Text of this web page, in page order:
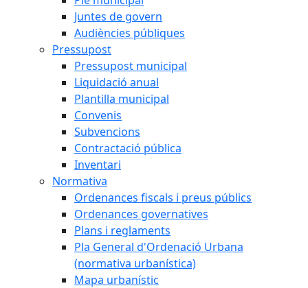
Juntes de govern
Audiències públiques
Pressupost
Pressupost municipal
Liquidació anual
Plantilla municipal
Convenis
Subvencions
Contractació pública
Inventari
Normativa
Ordenances fiscals i preus públics
Ordenances governatives
Plans i reglaments
Pla General d'Ordenació Urbana
(normativa urbanística)
Mapa urbanístic